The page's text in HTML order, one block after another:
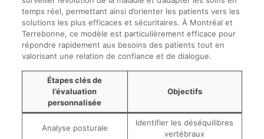
temps réel, permettant ainsi d’orienter les patients vers les
solutions les plus efficaces et sécuritaires. À Montréal et
Terrebonne, ce modèle est particulièrement efficace pour
répondre rapidement aux besoins des patients tout en
valorisant une relation de confiance et de dialogue.
Étapes clés de
l’évaluation
personnalisée
Objectifs
Analyse posturale
Identifier les déséquilibres
vertébraux